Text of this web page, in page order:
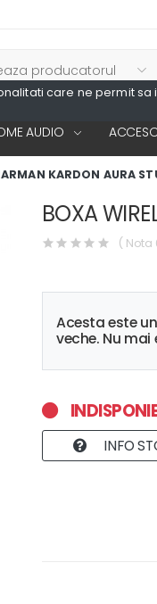
care ne permit sa
AUDIO
KARDON AURA
BOXA
( Nota
Acesta este
veche. Nu
INFO